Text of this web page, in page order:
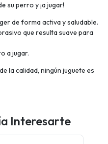
su perro y ¡a jugar!
de forma activa y saludable.
que resulta suave para
a jugar.
la calidad, ningún juguete es
Interesarte